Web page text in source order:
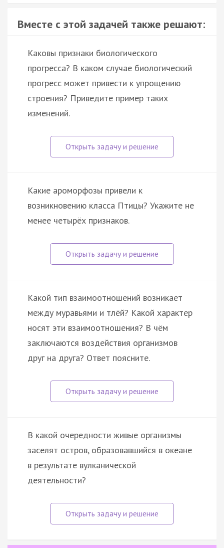
Вместе с этой задачей также решают:
Каковы признаки биологического
прогресса? В каком случае биологический
прогресс может привести к упрощению
строения? Приведите пример таких
изменений.
Какие ароморфозы привели к
возникновению класса Птицы? Укажите не
менее четырёх признаков.
Какой тип взаимоотношений возникает
между муравьями и тлёй? Какой характер
носят эти взаимоотношения? В чём
заключаются воздействия организмов
друг на друга? Ответ поясните.
В какой очередности живые организмы
заселят остров, образовавшийся в океане
в результате вулканической
деятельности?